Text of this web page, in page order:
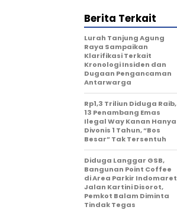
Berita Terkait
Lurah Tanjung Agung
Raya Sampaikan
Klarifikasi Terkait
Kronologi Insiden dan
Dugaan Pengancaman
Antarwarga
Rp1,3 Triliun Diduga Raib,
13 Penambang Emas
Ilegal Way Kanan Hanya
Divonis 1 Tahun, “Bos
Besar” Tak Tersentuh
Diduga Langgar GSB,
Bangunan Point Coffee
di Area Parkir Indomaret
Jalan Kartini Disorot,
Pemkot Balam Diminta
Tindak Tegas